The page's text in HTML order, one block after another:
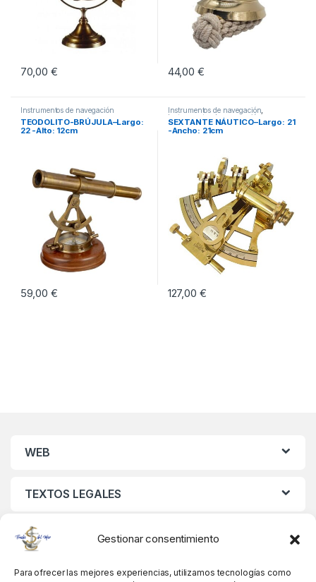
Gestionar consentimiento
Para ofrecer las mejores experiencias, utilizamos tecnologías como
70,00 € 44,00 €
Instrumentos de navegación
TEODOLITO-BRÚJULA–Largo:
22 -Alto: 12cm
59,00 €
Instrumentos de navegación
Instrumentos de navegación
SEXTANTE NÁUTICO–Largo: 21
-Ancho: 21cm
127,00 €
WEB
TEXTOS LEGALES
MIS DATOS